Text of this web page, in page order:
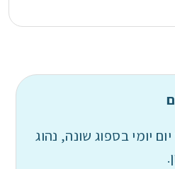
יומי בספוג שונה, נהוג